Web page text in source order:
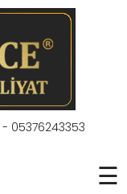
- 05376243353
☰